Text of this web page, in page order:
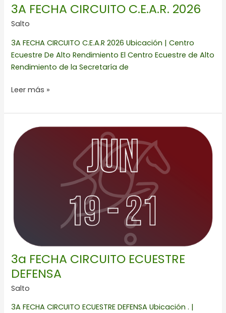
3A FECHA CIRCUITO C.E.A.R. 2026
Salto
3A FECHA CIRCUITO C.E.A.R 2026 Ubicación | Centro
Ecuestre De Alto Rendimiento El Centro Ecuestre de Alto
Rendimiento de la Secretaría de
Leer más »
3a FECHA CIRCUITO ECUESTRE
DEFENSA
Salto
3A FECHA CIRCUITO ECUESTRE DEFENSA Ubicación . |
FECHA
CIRCUITO
ECUESTRE